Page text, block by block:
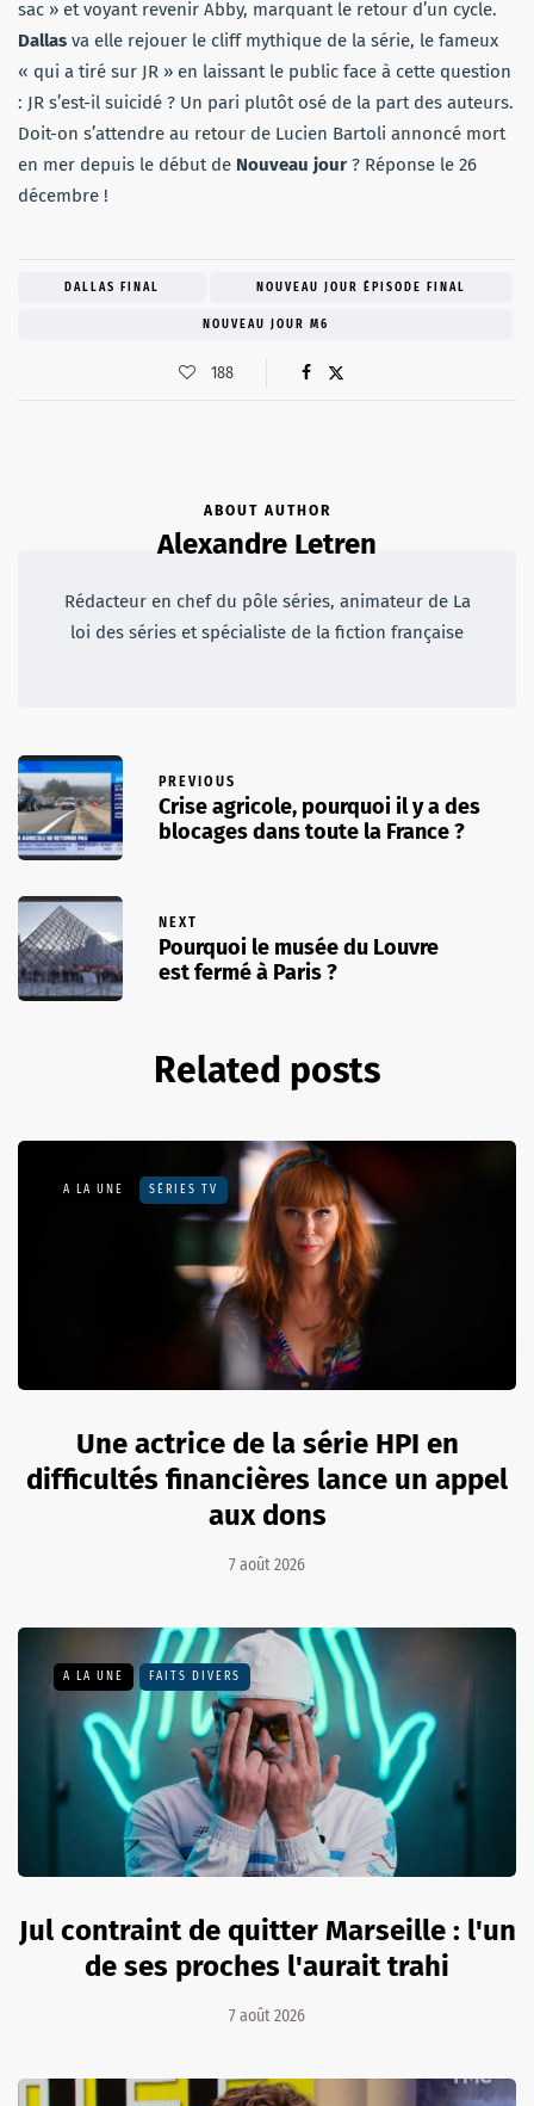
sac » et voyant revenir Abby, marquant le retour d’un cycle.
Dallas va elle rejouer le cliff mythique de la série, le fameux
« qui a tiré sur JR » en laissant le public face à cette question
: JR s’est-il suicidé ? Un pari plutôt osé de la part des auteurs.
Doit-on s’attendre au retour de Lucien Bartoli annoncé mort
en mer depuis le début de Nouveau jour ? Réponse le 26
décembre !
DALLAS FINAL NOUVEAU JOUR ÉPISODE FINAL
NOUVEAU JOUR M6
188
ABOUT AUTHOR
Alexandre Letren
Rédacteur en chef du pôle séries, animateur de La
loi des séries et spécialiste de la fiction française
PREVIOUS
Crise agricole, pourquoi il y a des
blocages dans toute la France ?
NEXT
Pourquoi le musée du Louvre
est fermé à Paris ?
Related posts
A LA UNE SÉRIES TV
Une actrice de la série HPI en
difficultés financières lance un appel
aux dons
7 août 2026
A LA UNE FAITS DIVERS
Jul contraint de quitter Marseille : l'un
de ses proches l'aurait trahi
7 août 2026